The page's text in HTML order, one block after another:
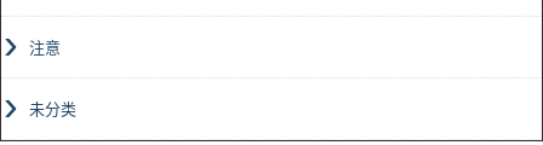
注意
未分类